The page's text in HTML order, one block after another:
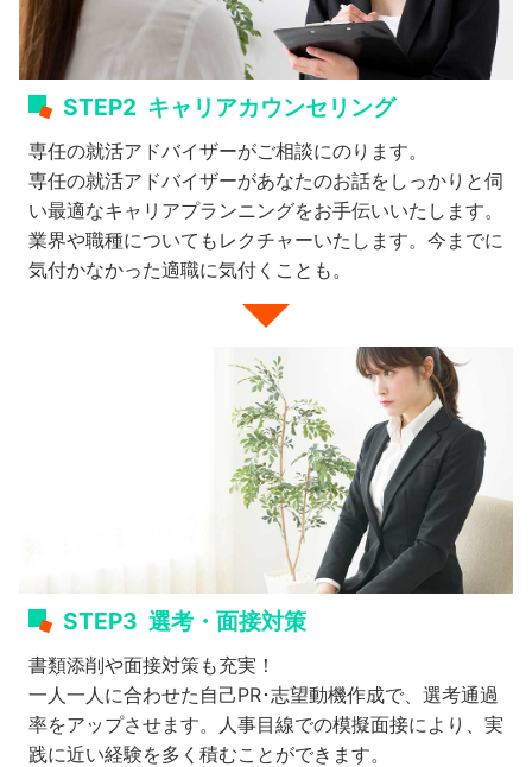
STEP2 キャリアカウンセリング
専任の就活アドバイザーがご相談にのります。
専任の就活アドバイザーがあなたのお話をしっかりと伺
い最適なキャリアプランニングをお手伝いいたします。
業界や職種についてもレクチャーいたします。今までに
気付かなかった適職に気付くことも。
STEP3 選考・面接対策
書類添削や面接対策も充実！
一人一人に合わせた自己PR･志望動機作成で、選考通過
率をアップさせます。人事目線での模擬面接により、実
践に近い経験を多く積むことができます。